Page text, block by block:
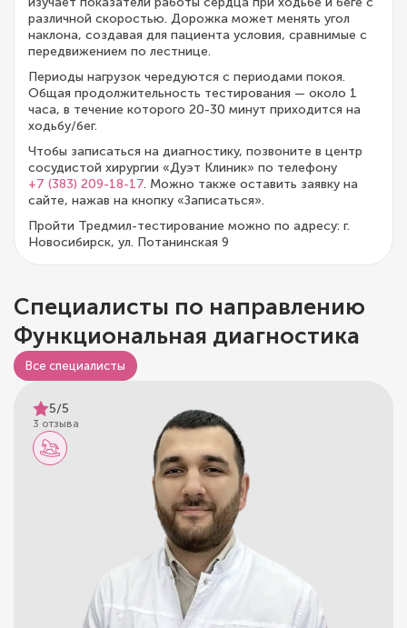
различной скоростью. Дорожка может менять угол
наклона, создавая для пациента условия, сравнимые с
передвижением по лестнице.
Периоды нагрузок чередуются с периодами покоя.
Общая продолжительность тестирования — около 1
часа, в течение которого 20-30 минут приходится на
ходьбу/бег.
Чтобы записаться на диагностику, позвоните в центр
сосудистой хирургии «Дуэт Клиник» по телефону
+7 (383) 209-18-17. Можно также оставить заявку на
сайте, нажав на кнопку «Записаться».
Пройти Тредмил-тестирование можно по адресу: г.
Новосибирск, ул. Потанинская 9
Специалисты по направлению
Функциональная диагностика
Все специалисты
5/5
3 отзыва